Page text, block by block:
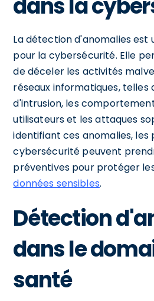
La détection d'anomalies est
pour la cybersécurité. Elle
de déceler les activités
réseaux informatiques, telles
d'intrusion, les
utilisateurs et les attaques
identifiant ces anomalies, les
cybersécurité peuvent
préventives pour protéger
données sensibles.
Détection
dans le
santé